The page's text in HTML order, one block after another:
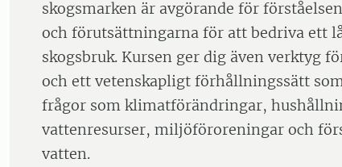
skogsmarken är avgörande för
och förutsättningarna för att bedriva ett
skogsbruk. Kursen ger dig även verktyg
och ett vetenskapligt förhållningssätt
frågor som klimatförändringar,
vattenresurser, miljöföroreningar och
vatten.